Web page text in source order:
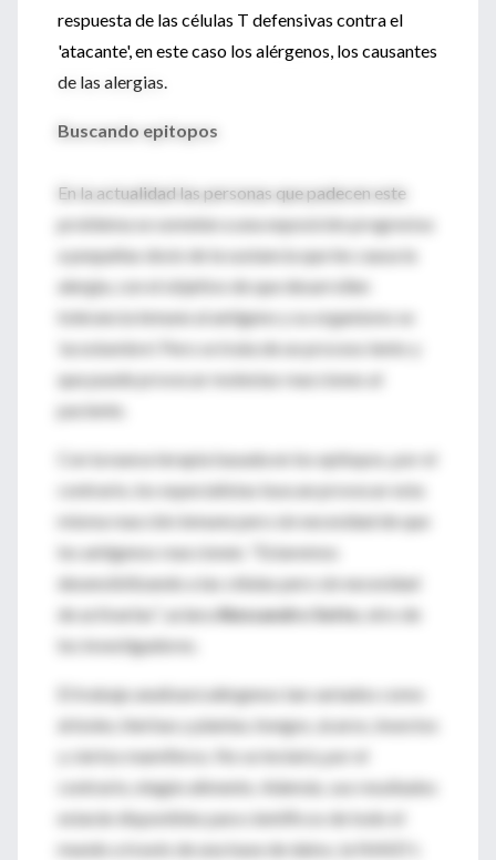
respuesta de las células T defensivas contra el
'atacante', en este caso los alérgenos, los causantes
de las alergias.
Buscando epitopos
En la actualidad las personas que padecen este
problema se someten a una exposición progresiva
a pequeñas dosis de la sustancia que les causa la
alergia, con el objetivo de que desarrollen
tolerancia inmune al antígeno y su organismo se
'acostumbre'. Pero se trata de un proceso lento y
que puede provocar molestas reacciones al
paciente.
Con la nueva terapia basada en los epitopos, por el
contrario, los especialistas buscan provocar esta
misma reacción inmune pero sin necesidad de que
los antígenos reaccionen. "Estaremos
desensibilizando a las células pero sin necesidad
de activarlas", aclaraAlessandro Sette, otro de
los investigadores.
El trabajo analizará alérgenos tan variados como
árboles, hierbas y plantas, hongos, ácaros, insectos
y ciertos mamíferos. No se incluirá, por el
contrario, ningún alimento. Además, sus resultados
estarán disponibles para científicos de todo el
mundo a través de una base de datos, la NIAID's